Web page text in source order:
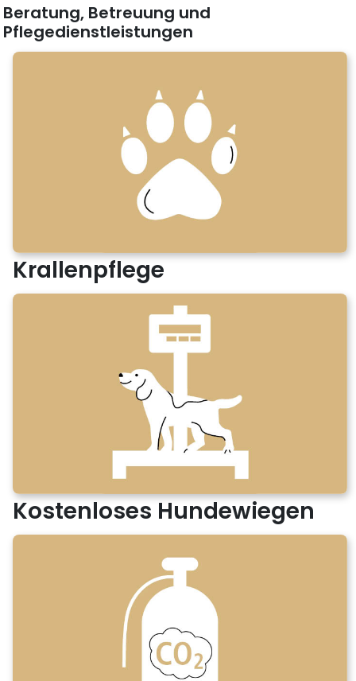
Beratung, Betreuung und
Pflegedienstleistungen
Krallenpflege
Kostenloses Hundewiegen